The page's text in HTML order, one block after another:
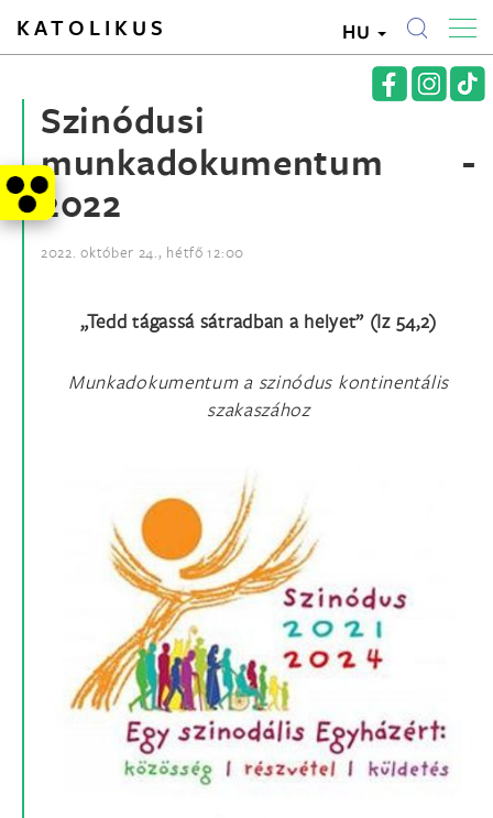
KATOLIKUS HU
Szinódusi
munkadokumentum -
2022
2022. október 24., hétfő 12:00
„Tedd tágassá sátradban a helyet” (Iz 54,2)
Munkadokumentum a szinódus kontinentális
szakaszához